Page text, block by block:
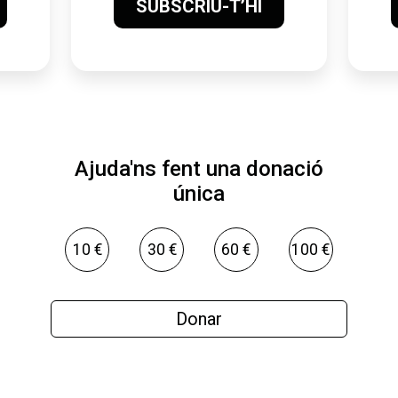
SUBSCRIU-T’HI
Ajuda'ns fent una donació
única
10 € 30 € 60 € 100 €
Donar